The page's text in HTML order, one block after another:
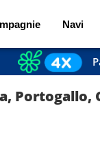
Navi